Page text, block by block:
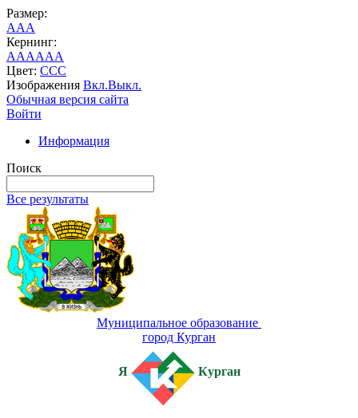
Размер:
AAA
Кернинг:
AAAAAA
Цвет: CCC
Изображения Вкл.Выкл.
Обычная версия сайта
Войти
Информация
Поиск
Все результаты
Муниципальное образование
город Курган
Я Курган